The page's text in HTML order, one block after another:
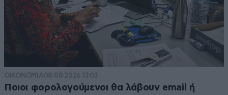
ΟΙΚΟΝΟΜΙΑ08·08·2026 13:03
Ποιοι φορολογούμενοι θα λάβουν email ή